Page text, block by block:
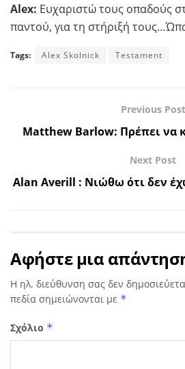
Alex: Ευχαριστώ τους οπαδούς
παντού, για τη στήριξή
Tags: Alex Skolnick Testament
Previous Post
Matthew Barlow: Πρέπει να
Next Post
Alan Averill : Νιώθω ότι δεν
Αφήστε μια
Η ηλ. διεύθυνση σας δεν
πεδία σημειώνονται με *
Σχόλιο *